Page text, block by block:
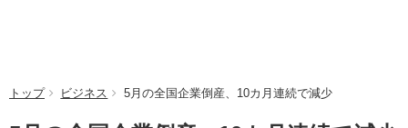
トップ ビジネス 5月の全国企業倒産、10カ月連続で減少